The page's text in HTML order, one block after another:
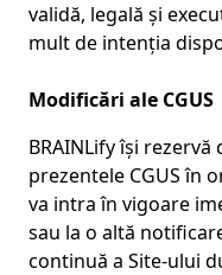
validă, legală și
mult de intenția
Modificări ale CGUS
BRAINLify își
prezentele CGUS în
va intra în vigoare
sau la o altă
continuă a Site-ului